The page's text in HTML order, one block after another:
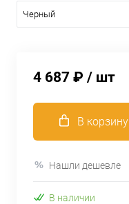
Черный
4 687 ₽ / шт
В корзину
Нашли дешевле
В наличии